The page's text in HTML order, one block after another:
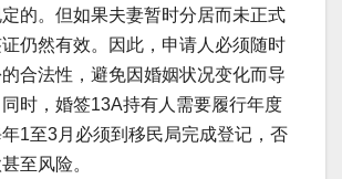
的。但如果夫妻暂时分居而未正式
仍然有效。因此，申请人必须随时
合法性，避免因婚姻状况变化而导
时，婚签13A持有人需要履行年度
1至3月必须到移民局完成登记，否
至风险。